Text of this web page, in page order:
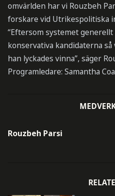
omvärlden har vi Rouzbeh
forskare vid Utrikespolitiska
“Eftersom systemet
konservativa kandidaterna
han lyckades vinna”, säger
Programledare: Samantha
Rouzbeh Parsi